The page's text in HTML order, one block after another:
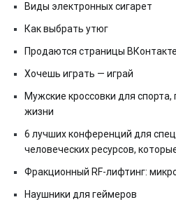
Виды электронных сигарет
Как выбрать утюг
Продаются страницы ВКонтакте
Хочешь играть — играй
Мужские кроссовки для спорта,
жизни
6 лучших конференций для
человеческих ресурсов,
Фракционный RF-лифтинг:
Наушники для геймеров